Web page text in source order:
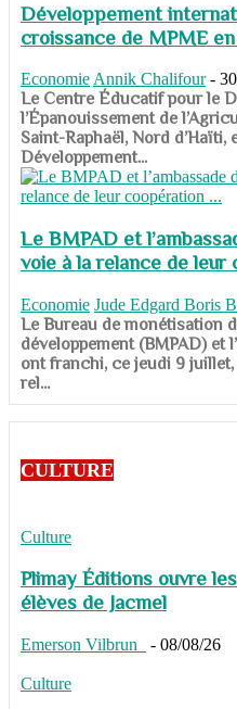
Développement
croissance de MPME
Economie Annik Chalifour -
​​​​​​​Le Centre Éducatif pour le
l’Épanouissement de
Saint-Raphaël, Nord d’Haïti,
Développement...
Le BMPAD et
voie à la relance de leur
Economie Jude Edgard Boris
​​​​​​​Le Bureau de monétisation
développement (BMPAD) et
ont franchi, ce jeudi 9
rel...
CULTURE
Culture
Plimay Éditions ouvre
élèves de Jacmel
Emerson Vilbrun - 08/08/26
Culture